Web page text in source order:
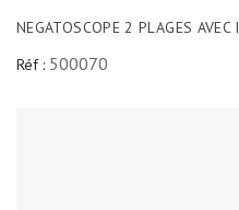
NEGATOSCOPE 2 PLAGES
Réf : 500070